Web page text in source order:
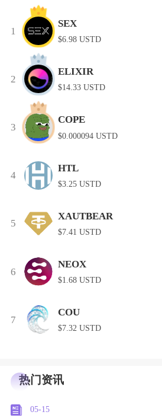
1
SEX
$6.98 USTD
2
ELIXIR
$14.33 USTD
3
COPE
$0.000094 USTD
4
HTL
$3.25 USTD
5
XAUTBEAR
$7.41 USTD
6
NEOX
$1.68 USTD
7
COU
$7.32 USTD
热门资讯
05-15